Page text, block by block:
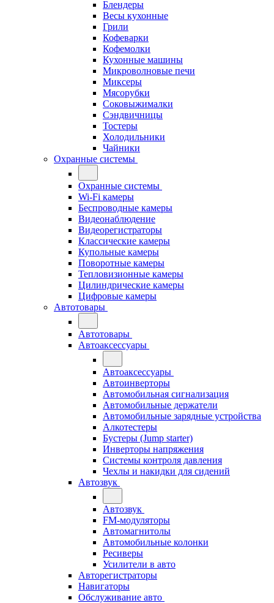
Блендеры
Весы кухонные
Грили
Кофеварки
Кофемолки
Кухонные машины
Микроволновые печи
Миксеры
Мясорубки
Соковыжималки
Сэндвичницы
Тостеры
Холодильники
Чайники
Охранные системы
Охранные системы
Wi-Fi камеры
Беспроводные камеры
Видеонаблюдение
Видеорегистраторы
Классические камеры
Купольные камеры
Поворотные камеры
Тепловизионные камеры
Цилиндрические камеры
Цифровые камеры
Автотовары
Автотовары
Автоаксессуары
Автоаксессуары
Автоинверторы
Автомобильная сигнализация
Автомобильные держатели
Автомобильные зарядные устройства
Алкотестеры
Бустеры (Jump starter)
Инверторы напряжения
Системы контроля давления
Чехлы и накидки для сидений
Автозвук
Автозвук
FM-модуляторы
Автомагнитолы
Автомобильные колонки
Ресиверы
Усилители в авто
Авторегистраторы
Навигаторы
Обслуживание авто